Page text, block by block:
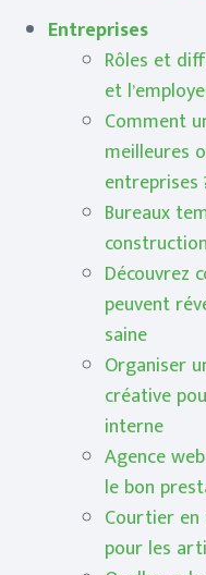
Entreprises
Rôles et
et
Comment
meilleures
entreprises
Bureaux
Découvrez
peuvent
saine
Organiser
créative
interne
Agence
le bon
Courtier en
pour les